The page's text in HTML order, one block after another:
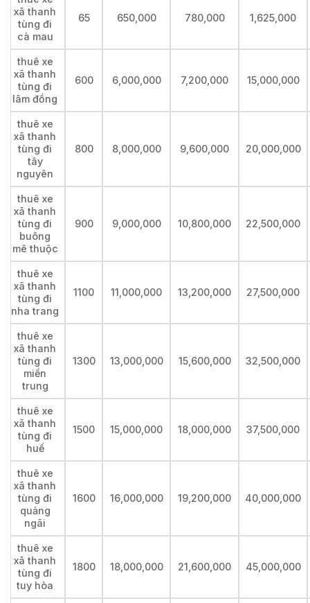
xã thanh
tùng đi
cà mau
65 650,000 780,000 1,625,000
thuê xe
xã thanh
tùng đi
lâm đồng
600 6,000,000 7,200,000 15,000,000
thuê xe
xã thanh
tùng đi
tây
nguyên
800 8,000,000 9,600,000 20,000,000
thuê xe
xã thanh
tùng đi
buông
mê thuộc
900 9,000,000 10,800,000 22,500,000
thuê xe
xã thanh
tùng đi
nha trang
1100 11,000,000 13,200,000 27,500,000
thuê xe
xã thanh
tùng đi
miền
trung
1300 13,000,000 15,600,000 32,500,000
thuê xe
xã thanh
tùng đi
huế
1500 15,000,000 18,000,000 37,500,000
thuê xe
xã thanh
tùng đi
quảng
ngãi
1600 16,000,000 19,200,000 40,000,000
thuê xe
xã thanh
tùng đi
tuy hòa
1800 18,000,000 21,600,000 45,000,000